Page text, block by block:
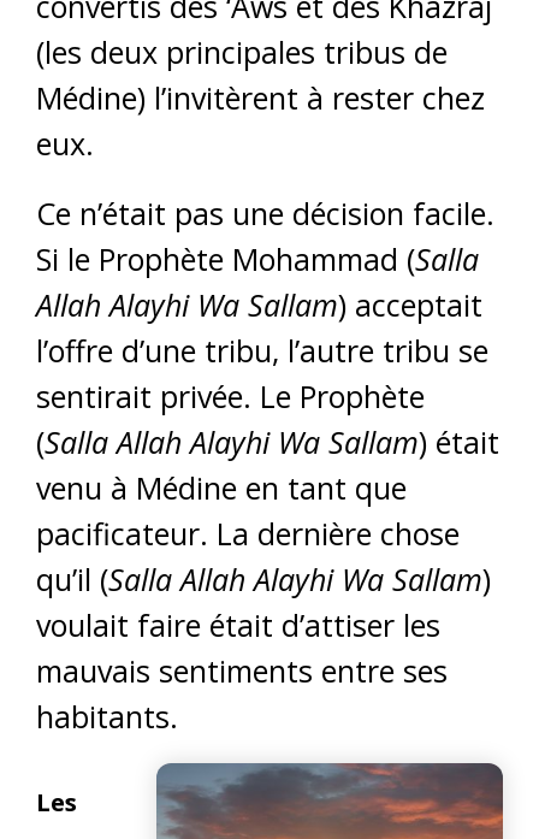
(les deux principales tribus de
Médine) l’invitèrent à rester chez
eux.
Ce n’était pas une décision facile.
Si le Prophète Mohammad (Salla
Allah Alayhi Wa Sallam) acceptait
l’offre d’une tribu, l’autre tribu se
sentirait privée. Le Prophète
(Salla Allah Alayhi Wa Sallam) était
venu à Médine en tant que
pacificateur. La dernière chose
qu’il (Salla Allah Alayhi Wa Sallam)
voulait faire était d’attiser les
mauvais sentiments entre ses
habitants.
Les